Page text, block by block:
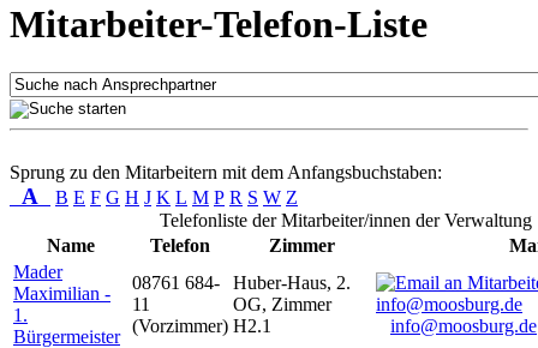
Mitarbeiter-Telefon-Liste
Sprung zu den Mitarbeitern mit dem Anfangsbuchstaben:
A B E F G H J K L M P R S W Z
Telefonliste der Mitarbeiter/innen der Verwaltung
Name
Telefon Zimmer
Mader
Maximilian -
1.
Bürgermeister
08761 684-
11
(Vorzimmer)
Huber-Haus, 2.
OG, Zimmer
H2.1
info@moosburg.de